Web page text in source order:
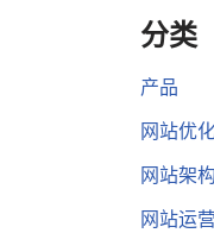
分类
产品
网站优
网站架构
网站运营